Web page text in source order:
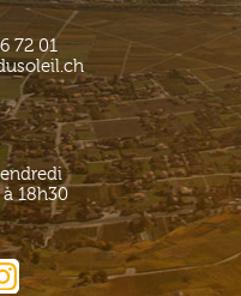
72 01
18h30